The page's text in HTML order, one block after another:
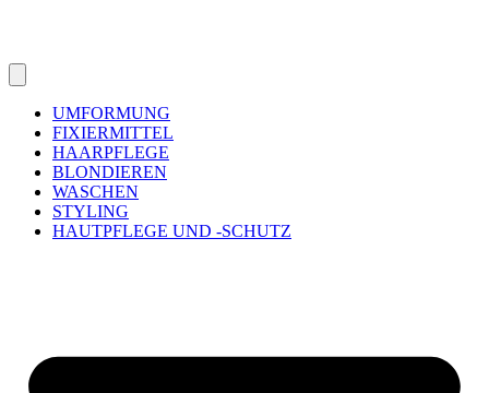
UMFORMUNG
FIXIERMITTEL
HAARPFLEGE
BLONDIEREN
WASCHEN
STYLING
HAUTPFLEGE UND -SCHUTZ